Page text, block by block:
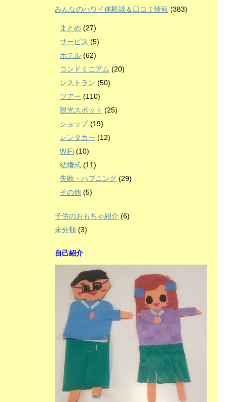
みんなのハワイ体験談＆口コミ情報 (383)
まとめ (27)
サービス (5)
ホテル (62)
コンドミニアム (20)
レストラン (50)
ツアー (110)
観光スポット (25)
ショップ(19)
レンタカー (12)
WiFi (10)
結婚式 (11)
失敗・ハプニング (29)
その他 (5)
子供のおもちゃ紹介 (6)
未分類 (3)
自己紹介